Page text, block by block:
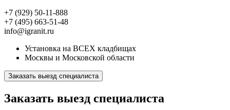
+7 (929) 50-11-888
+7 (495) 663-51-48
info@igranit.ru
Установка на ВСЕХ кладбищах
Москвы и Московской области
Заказать выезд специалиста
Заказать выезд специалиста